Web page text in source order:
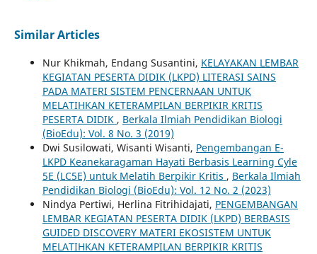
Similar Articles
Nur Khikmah, Endang Susantini, KELAYAKAN LEMBAR
KEGIATAN PESERTA DIDIK (LKPD) LITERASI SAINS
PADA MATERI SISTEM PENCERNAAN UNTUK
MELATIHKAN KETERAMPILAN BERPIKIR KRITIS
PESERTA DIDIK , Berkala Ilmiah Pendidikan Biologi
(BioEdu): Vol. 8 No. 3 (2019)
Dwi Susilowati, Wisanti Wisanti, Pengembangan E-
LKPD Keanekaragaman Hayati Berbasis Learning Cyle
5E (LC5E) untuk Melatih Berpikir Kritis , Berkala Ilmiah
Pendidikan Biologi (BioEdu): Vol. 12 No. 2 (2023)
Nindya Pertiwi, Herlina Fitrihidajati, PENGEMBANGAN
LEMBAR KEGIATAN PESERTA DIDIK (LKPD) BERBASIS
GUIDED DISCOVERY MATERI EKOSISTEM UNTUK
MELATIHKAN KETERAMPILAN BERPIKIR KRITIS